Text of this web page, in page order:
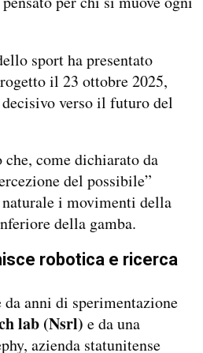
sport ha presentato
il 23 ottobre 2025,
verso il futuro del
come dichiarato da
del possibile”
i movimenti della
della gamba.
robotica e ricerca
anni di sperimentazione
lab (Nsrl) e da una
azienda statunitense